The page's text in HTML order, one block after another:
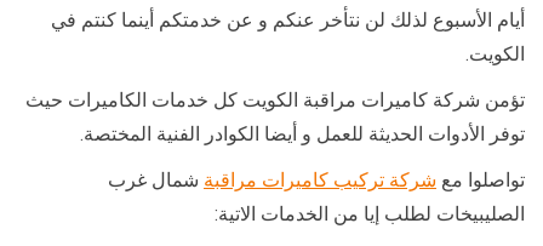
أيام الأسبوع لذلك لن نتأخر عنكم و عن خدمتكم أينما كنتم في
الكويت.
تؤمن شركة كاميرات مراقبة الكويت كل خدمات الكاميرات حيث
توفر الأدوات الحديثة للعمل و أيضا الكوادر الفنية المختصة.
تواصلوا مع شركة تركيب كاميرات مراقبة شمال غرب
الصليبيخات لطلب إيا من الخدمات الاتية: